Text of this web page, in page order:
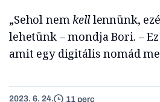
„Sehol nemkelllennünk,
lehetünk – mondja Bori. – Ez
amit egy digitális nomád
2023. 6. 24. 11 perc